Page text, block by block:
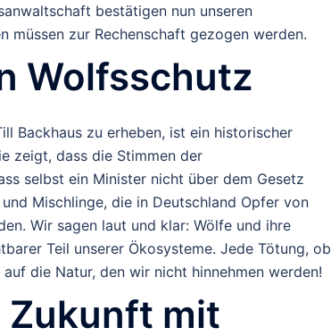
bestätigen nun unseren
zur Rechenschaft gezogen werden.
Wolfsschutz
Backhaus zu erheben, ist ein historischer
zeigt, dass die Stimmen der
selbst ein Minister nicht über dem Gesetz
Mischlinge, die in Deutschland Opfer von
Wir sagen laut und klar: Wölfe und ihre
Teil unserer Ökosysteme. Jede Tötung, ob
die Natur, den wir nicht hinnehmen werden!
Zukunft mit